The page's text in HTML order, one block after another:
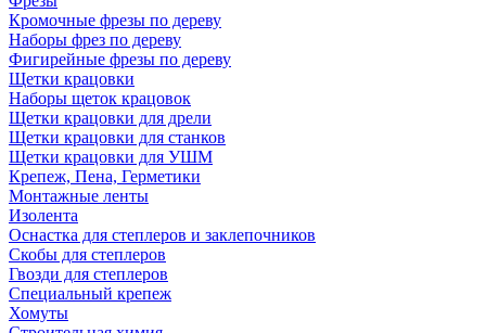
Кромочные фрезы по дереву
Наборы фрез по дереву
Фигирейные фрезы по дереву
Щетки крацовки
Наборы щеток крацовок
Щетки крацовки для дрели
Щетки крацовки для станков
Щетки крацовки для УШМ
Крепеж, Пена, Герметики
Монтажные ленты
Изолента
Оснастка для степлеров и заклепочников
Скобы для степлеров
Гвозди для степлеров
Специальный крепеж
Хомуты